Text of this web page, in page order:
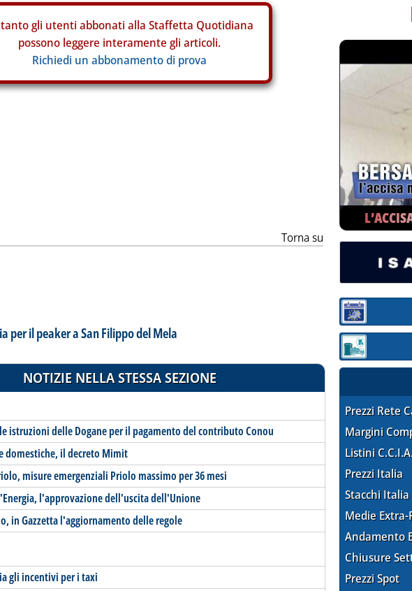
gli utenti abbonati alla Staffetta Quotidiana
possono leggere interamente gli articoli.
Richiedi un abbonamento di prova
alla notizia
Torna su
per il peaker a San Filippo del Mela
NOTIZIE NELLA STESSA SEZIONE
istruzioni delle Dogane per il pagamento del contributo Conou
domestiche, il decreto Mimit
misure emergenziali Priolo massimo per 36 mesi
l'approvazione dell'uscita dell'Unione
in Gazzetta l'aggiornamento delle regole
gli incentivi per i taxi
Sezione:
Sezione:
Prezzi Rete
Margini
Listini
Prezzi Italia
Stacchi Italia
Medie Extra-
Andamento
Chiusure
Prezzi Spot